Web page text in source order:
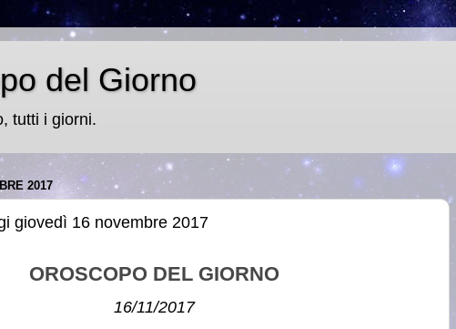
del Giorno
tutti i giorni.
2017
giovedì 16 novembre 2017
OROSCOPO DEL GIORNO
16/11/2017